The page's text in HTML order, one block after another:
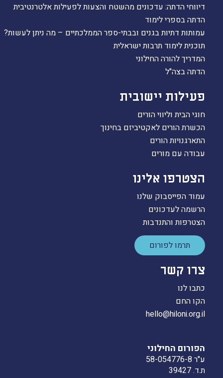
דיווחי הדתה: עדכונים מהשטח והצעות לפעילות אלטרנטיבית
הדתה בספרי לימוד
עמותות דתיות בגנים ובבתי-ספר הממלכתיים – מה ניתן לעשות?
תוכנית לימוד תרבות ישראלית
המדריך להורה החילוני
הדתה בצה"ל
פעילות יישובית
חוגי הבית וליווי הורים
הכשרת הורים לאקטיביזם בחינוך
התארגנויות הורים
עבודה עם מורים
הצטרפו אלינו
עמוד הפייסבוק שלנו
הרשמה לעדכונים
הצטרפות והתנדבות
תרמו לפורום
צרו קשר
כתבו לנו
הקו החם
hello@hiloni.org.il
הפורום החילוני
ע"ר 58-054776-8
ת.ד. 39427